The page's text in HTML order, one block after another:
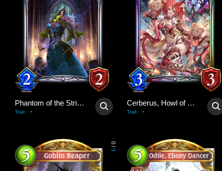
Phantom of the Strings
Trait : -
Cerberus, Howl of Hades
Trait : -
0
/
3